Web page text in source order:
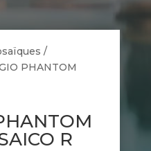
/
PHANTOM
R